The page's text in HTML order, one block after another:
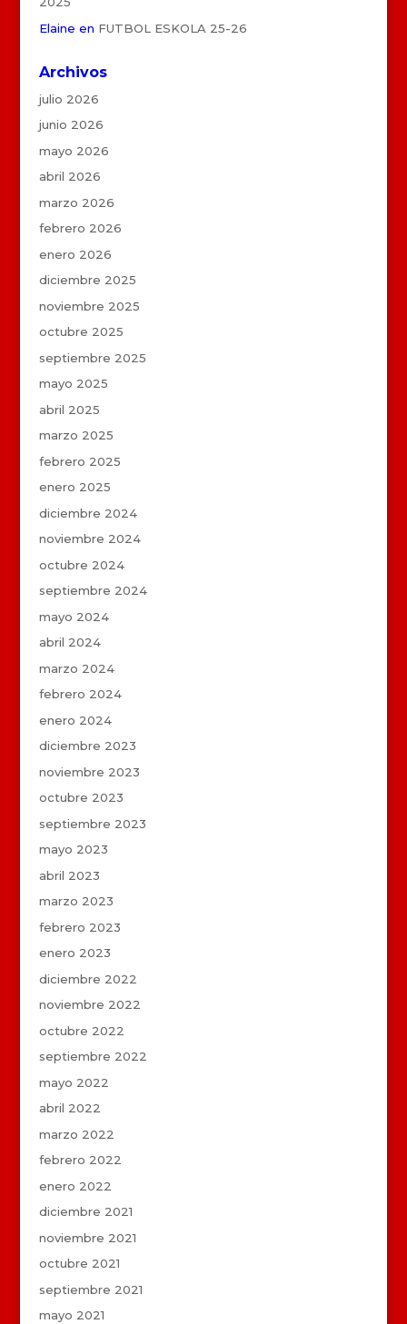
Elaine en FUTBOL ESKOLA 25-26
Archivos
julio 2026
junio 2026
mayo 2026
abril 2026
marzo 2026
febrero 2026
enero 2026
diciembre 2025
noviembre 2025
octubre 2025
septiembre 2025
mayo 2025
abril 2025
marzo 2025
febrero 2025
enero 2025
diciembre 2024
noviembre 2024
octubre 2024
septiembre 2024
mayo 2024
abril 2024
marzo 2024
febrero 2024
enero 2024
diciembre 2023
noviembre 2023
octubre 2023
septiembre 2023
mayo 2023
abril 2023
marzo 2023
febrero 2023
enero 2023
diciembre 2022
noviembre 2022
octubre 2022
septiembre 2022
mayo 2022
abril 2022
marzo 2022
febrero 2022
enero 2022
diciembre 2021
noviembre 2021
octubre 2021
septiembre 2021
mayo 2021